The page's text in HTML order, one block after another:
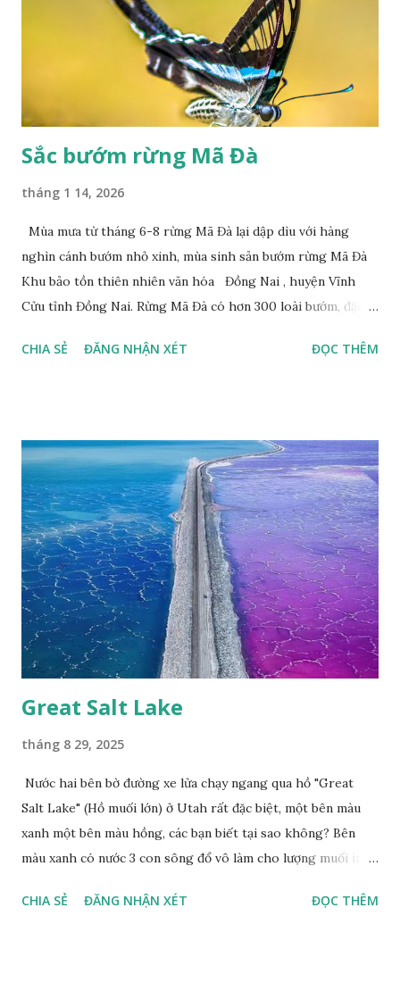
Sắc bướm rừng Mã Đà
tháng 1 14, 2026
Mùa mưa từ tháng 6-8 rừng Mã Đà lại dập dìu với hàng
nghìn cánh bướm nhỏ xinh, mùa sinh sản bướm rừng Mã Đà
Khu bảo tồn thiên nhiên văn hóa Đồng Nai , huyện Vĩnh
Cửu tỉnh Đồng Nai. Rừng Mã Đà có hơn 300 loài bướm, đặc
đuôi trắng (Lamproptera curius) đặc trưng là cái đuôi dài
Happy Việt Nam 2024 Vietnam.vn
CHIA SẺ ĐĂNG NHẬN XÉT ĐỌC THÊM
Great Salt Lake
tháng 8 29, 2025
Nước hai bên bờ đường xe lửa chạy ngang qua hồ "Great
Salt Lake" (Hồ muối lớn) ở Utah rất đặc biệt, một bên màu
xanh một bên màu hồng, các bạn biết tại sao không? Bên
màu xanh có nước 3 con sông đổ vô làm cho lượng muối ít,
biển, nhiều sinh vật thích muối sống ở đây, tạo nên màu
CHIA SẺ ĐĂNG NHẬN XÉT ĐỌC THÊM